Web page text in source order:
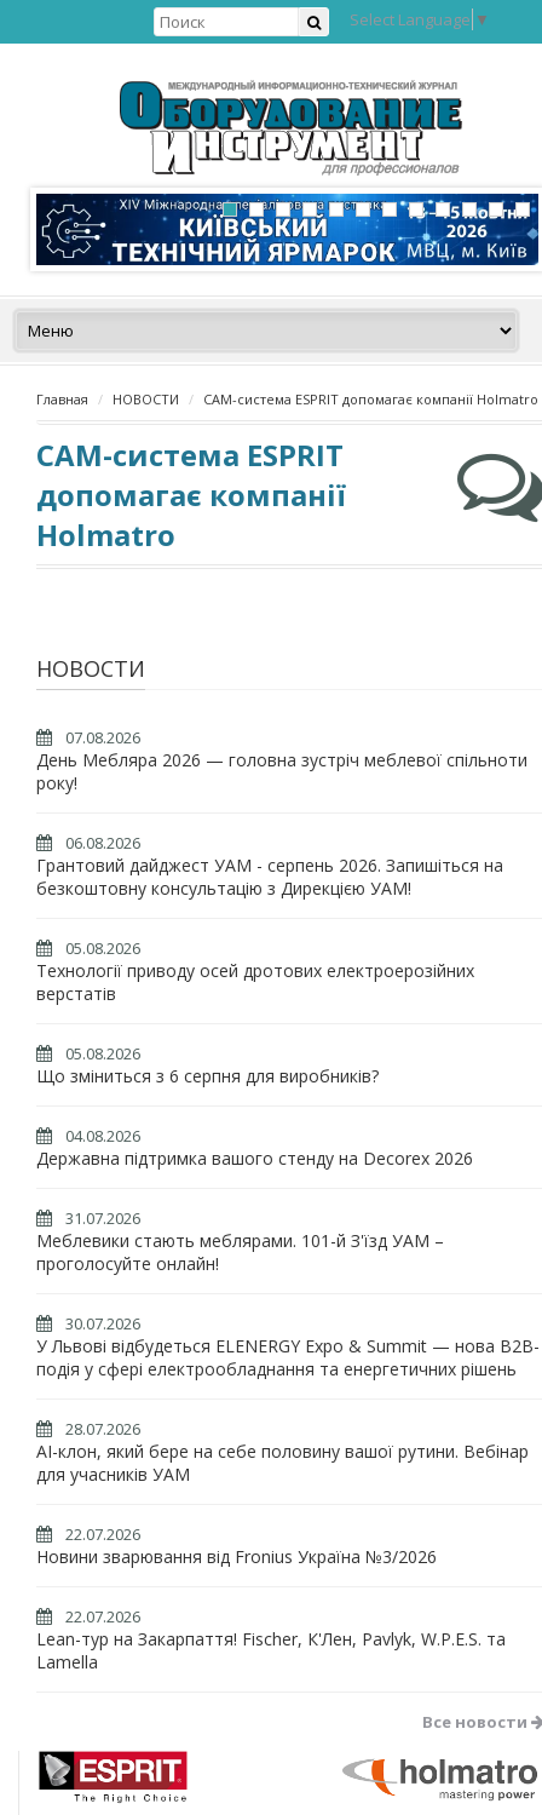
Select Language ▼
Главная НОВОСТИ САМ-система ESPRIT допомагає компанії Holmatro
САМ-система ESPRIT
допомагає компанії
Holmatro
НОВОСТИ
07.08.2026
День Мебляра 2026 — головна зустріч меблевої спільноти
року!
06.08.2026
Грантовий дайджест УАМ - серпень 2026. Запишіться на
безкоштовну консультацію з Дирекцією УАМ!
05.08.2026
Технології приводу осей дротових електроерозійних
верстатів
05.08.2026
Що зміниться з 6 серпня для виробників?
04.08.2026
Державна підтримка вашого стенду на Decorex 2026
31.07.2026
Меблевики стають меблярами. 101-й З'їзд УАМ –
проголосуйте онлайн!
30.07.2026
У Львові відбудеться ELENERGY Expo & Summit — нова B2B-
подія у сфері електрообладнання та енергетичних рішень
28.07.2026
AI-клон, який бере на себе половину вашої рутини. Вебінар
для учасників УАМ
22.07.2026
Новини зварювання від Fronius Україна №3/2026
22.07.2026
Lean-тур на Закарпаття! Fischer, К'Лен, Pavlyk, W.P.E.S. та
Lamella
Все новости